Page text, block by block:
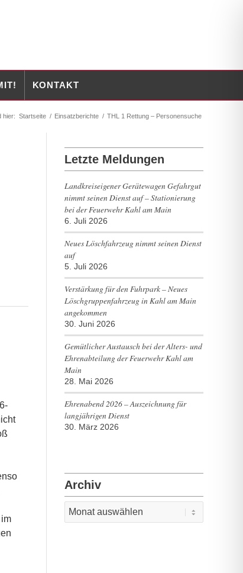
KONTAKT
hier: Startseite / Einsatzberichte / THL 1 Rettung – Personensuche
Letzte Meldungen
Landkreiseigener Gerätewagen Gefahrgut
nimmt seinen Dienst auf – Stationierung
bei der Feuerwehr Kahl am Main
6. Juli 2026
Neues Löschfahrzeug nimmt seinen Dienst
auf
5. Juli 2026
Verstärkung für den Fuhrpark – Neues
Löschgruppenfahrzeug in Kahl am Main
angekommen
30. Juni 2026
Gemütlicher Austausch bei der Alters- und
Ehrenabteilung der Feuerwehr Kahl am
Main
28. Mai 2026
Ehrenabend 2026 – Auszeichnung für
langjährigen Dienst
30. März 2026
Archiv